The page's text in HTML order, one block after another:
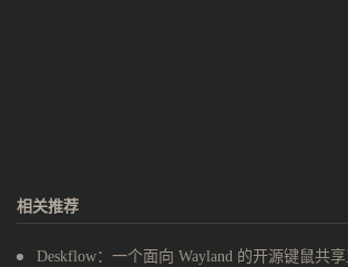
相关推荐
Deskflow：一个面向 Wayland 的开源键鼠共